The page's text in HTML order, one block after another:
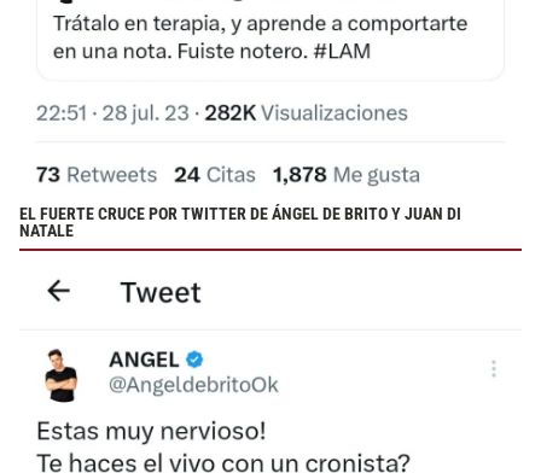
EL FUERTE CRUCE POR TWITTER DE ÁNGEL DE BRITO Y JUAN DI
NATALE